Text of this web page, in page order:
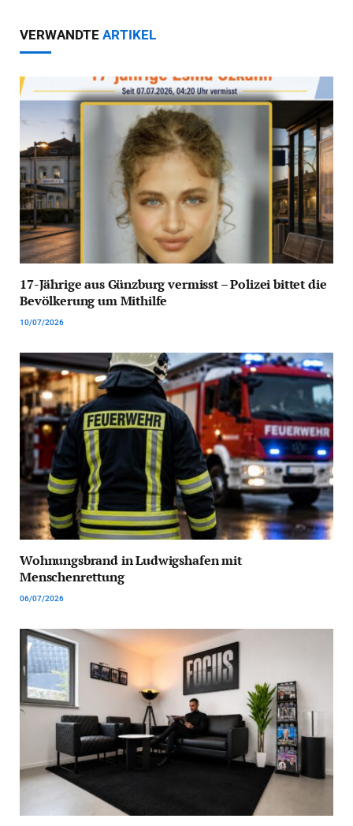
VERWANDTE ARTIKEL
17-Jährige aus Günzburg vermisst – Polizei bittet die
Bevölkerung um Mithilfe
10/07/2026
Wohnungsbrand in Ludwigshafen mit
Menschenrettung
06/07/2026